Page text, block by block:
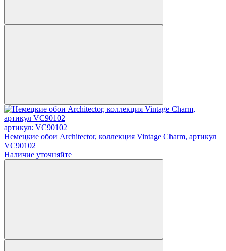
артикул: VC90102
Немецкие обои Architector, коллекция Vintage Charm, артикул
VC90102
Наличие уточняйте